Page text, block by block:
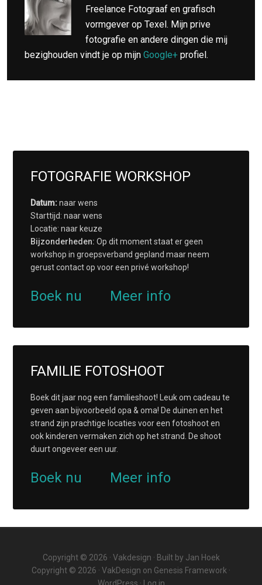
Freelance Fotograaf en grafisch
vormgever op Texel. Mijn prive
fotografie en andere dingen die mij
bezighouden vindt je op mijnGoogle+ profiel.
FOTOGRAFIE WORKSHOP
Datum:naar wens
Starttijd: naar wens
Locatie: naar keuze
Bijzonderheden: Op dit moment staat er geen
workshop in groepsverband gepland maar neem
gerust contact op voor een privé workshop!
Boek nu Meer info
FAMILIE FOTOSHOOT
Boek dit jaar nog een familieshoot! Leuk om cadeau te
geven aan bijvoorbeeld opa & oma! De duinen en het
strand zijn prachtige locaties voor een fotoshoot en
ook kinderen vermaken zich op het strand. De shoot
duurt ongeveer een uur.
Boek nu Meer info
Copyright © 2026 · Vakdesign · Built by Jan Hoek
Copyright © 2026 · VakDesign on Genesis Framework ·